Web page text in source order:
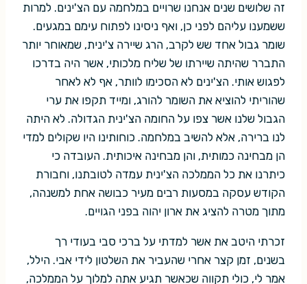
זה שלושים שנים אנחנו שרויים במלחמה עם הצ'ינים. למרות
ששמענו עליהם לפני כן, ואף ניסינו לפתוח עימם במגעים.
שומר גבול אחד שש לקרב, הרג שיירה צ'ינית, שמאוחר יותר
התברר שהיתה שיירתו של שליח מלכותי, אשר היה בדרכו
לפגוש אותי. הצ'ינים לא הסכימו לוותר, אף לא לאחר
שהוריתי להוציא את השומר להורג, ומייד תקפו את ערי
הגבול שלנו אשר צפו על החומה הצ'ינית הגדולה. לא היתה
לנו ברירה, אלא להשיב במלחמה. כוחותינו היו שקולים למדי
הן מבחינה כמותית, והן מבחינה איכותית. העובדה כי
כיתרנו את כל הממלכה הצ'ינית עמדה לטובתנו, וחבורת
הקודש עסקה במסעות רבים מעיר כבושה אחת למשנהה,
מתוך מטרה להציג את ארון יהוה בפני הגויים.
זכרתי היטב את אשר למדתי על ברכי סבי בעודי רך
בשנים, זמן קצר אחרי שהעביר את השלטון לידי אבי. הילל,
אמר לי, כולי תקווה שכאשר תגיע אתה למלוך על הממלכה,